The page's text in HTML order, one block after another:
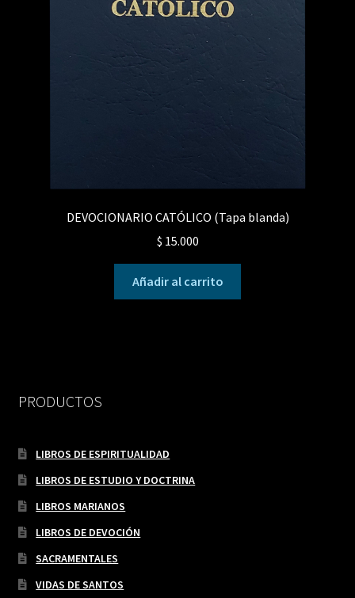
DEVOCIONARIO CATÓLICO (Tapa blanda)
$ 15.000
Añadir al carrito
PRODUCTOS
LIBROS DE ESPIRITUALIDAD
LIBROS DE ESTUDIO Y DOCTRINA
LIBROS MARIANOS
LIBROS DE DEVOCIÓN
SACRAMENTALES
VIDAS DE SANTOS